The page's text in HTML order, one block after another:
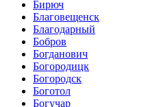
Бирюч
Благовещенск
Благодарный
Бобров
Богданович
Богородицк
Богородск
Боготол
Богучар